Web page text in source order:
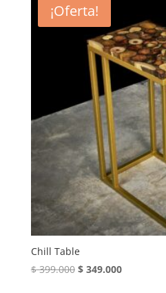
¡Oferta!
Chill Table
$399.000 El
$349.000El